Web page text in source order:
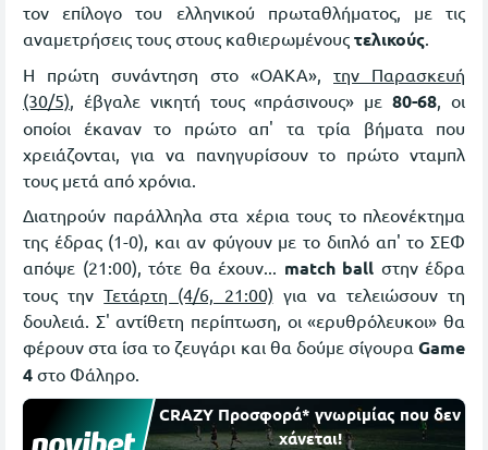
τον επίλογο του ελληνικού πρωταθλήματος, με τις
αναμετρήσεις τους στους καθιερωμένους τελικούς.
Η πρώτη συνάντηση στο «ΟΑΚΑ», την Παρασκευή
(30/5), έβγαλε νικητή τους «πράσινους» με80-68, οι
οποίοι έκαναν το πρώτο απ' τα τρία βήματα που
χρειάζονται, για να πανηγυρίσουν το πρώτο νταμπλ
τους μετά από χρόνια.
Διατηρούν παράλληλα στα χέρια τους το πλεονέκτημα
της έδρας (1-0), και αν φύγουν με το διπλό απ' το ΣΕΦ
απόψε (21:00), τότε θα έχουν... match ball στην έδρα
τους τηνΤετάρτη (4/6, 21:00) για να τελειώσουν τη
δουλειά. Σ' αντίθετη περίπτωση, οι «ερυθρόλευκοι» θα
φέρουν στα ίσα το ζευγάρι και θα δούμε σίγουρα Game
4 στο Φάληρο.
CRAZY Προσφορά* γνωριμίας που δεν
χάνεται!